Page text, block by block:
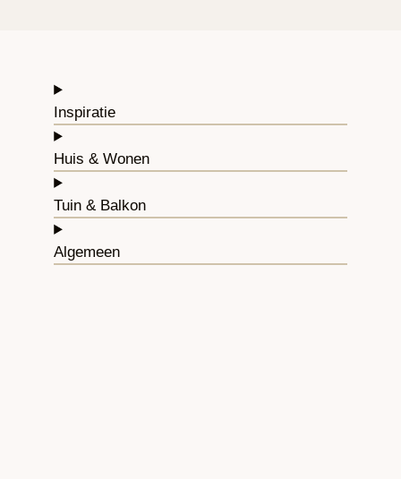
Inspiratie
Huis & Wonen
Tuin & Balkon
Algemeen